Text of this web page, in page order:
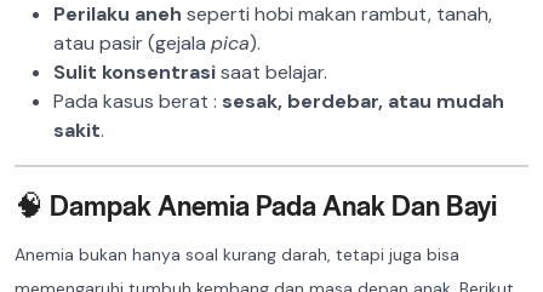
Perilaku aneh seperti hobi makan rambut, tanah,
atau pasir (gejala pica).
Sulit konsentrasisaat belajar.
Pada kasus berat : sesak, berdebar, atau mudah
sakit.
🧠 Dampak Anemia Pada Anak Dan Bayi
Anemia bukan hanya soal kurang darah, tetapi juga bisa